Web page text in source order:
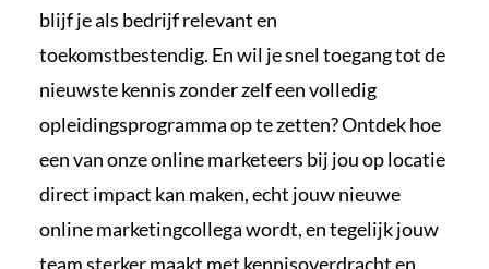
blijf je als bedrijf relevant en
toekomstbestendig. En wil je snel toegang tot de
nieuwste kennis zonder zelf een volledig
opleidingsprogramma op te zetten? Ontdek hoe
een van onze online marketeers bij jou op locatie
direct impact kan maken, echt jouw nieuwe
online marketingcollega wordt, en tegelijk jouw
team sterker maakt met kennisoverdracht en